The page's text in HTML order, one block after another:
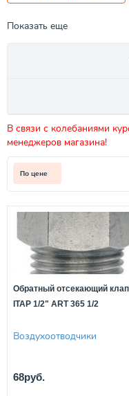
Показать еще
В связи с колебаниями
менеджеров магазина!
По цене
Обратный отсекающий
ITAP 1/2" ART 365 1/2
Воздухоотводчики
68руб.